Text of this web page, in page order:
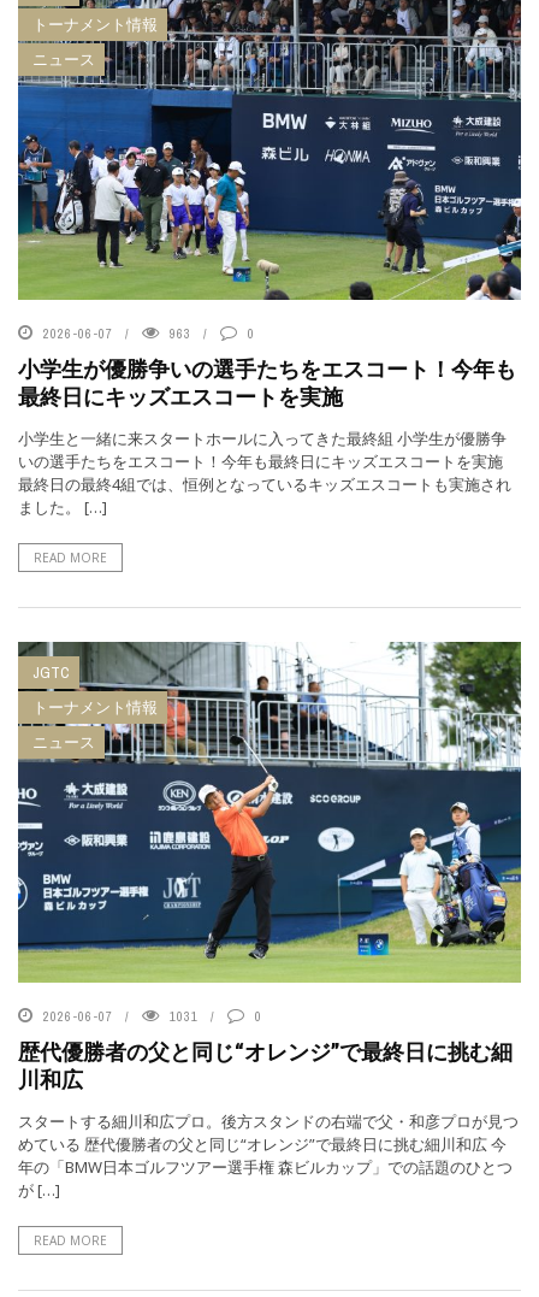
トーナメント情報
ニュース
2026-06-07 963 0
小学生が優勝争いの選手たちをエスコート！今年も
最終日にキッズエスコートを実施
小学生と一緒に来スタートホールに入ってきた最終組 小学生が優勝争
いの選手たちをエスコート！今年も最終日にキッズエスコートを実施
最終日の最終4組では、恒例となっているキッズエスコートも実施され
ました。 […]
READ MORE
JGTC
トーナメント情報
ニュース
2026-06-07 1031 0
歴代優勝者の父と同じ“オレンジ”で最終日に挑む細
川和広
スタートする細川和広プロ。後方スタンドの右端で父・和彦プロが見つ
めている 歴代優勝者の父と同じ“オレンジ”で最終日に挑む細川和広 今
年の「BMW日本ゴルフツアー選手権 森ビルカップ」での話題のひとつ
が […]
READ MORE